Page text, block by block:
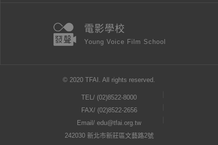
電影學校
Young Voice Film School
© 2020 TFAI. All rights reserved.
TEL/ (02)8522-8000
FAX/ (02)8522-2656
Email/ edu@tfai.org.tw
242030 新北市新莊區文藝路2號